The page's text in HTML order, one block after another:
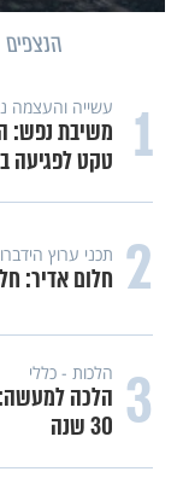
הנצפים
1 עשייה והעצמה
משיבת נפש:
טקט לפגיעה
2 תכני ערוץ
חלום אדיר:
3 הלכות - כללי
הלכה למעשה:
30 שנה